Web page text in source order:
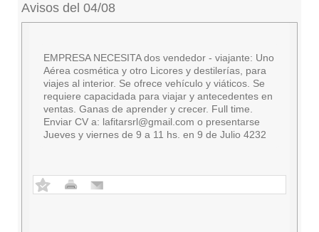
Avisos del 04/08
EMPRESA NECESITA dos vendedor - viajante: Uno
Aérea cosmética y otro Licores y destilerías, para
viajes al interior. Se ofrece vehículo y viáticos. Se
requiere capacidada para viajar y antecedentes en
ventas. Ganas de aprender y crecer. Full time.
Enviar CV a: lafitarsrl@gmail.com o presentarse
Jueves y viernes de 9 a 11 hs. en 9 de Julio 4232